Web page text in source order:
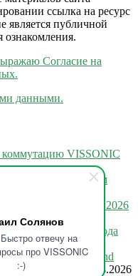
Солянов
отвечу на
про VISSONIC
:-)
ссылка на ресурс
является публичной
ознакомления.
Согласие на
данными.
VISSONIC
конференц-систем
на Prolight + Sound 2026
VISSONIC 2026 года
Smart Display and
в Шэньчжэне
05.03.2026